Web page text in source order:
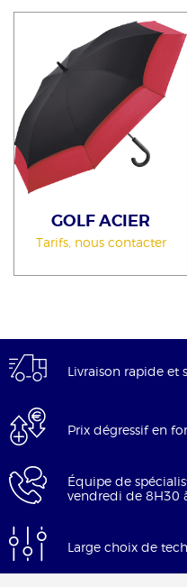
GOLF ACIER
Tarifs, nous contacter
Livraison rapide et
Prix dégressif en
Équipe de
vendredi de 8H30
Large choix de